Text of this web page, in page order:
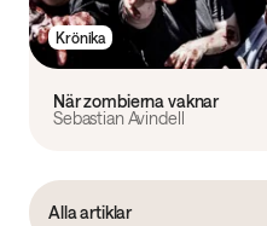
Krönika
När zombierna vaknar
Sebastian Avindell
Alla artiklar